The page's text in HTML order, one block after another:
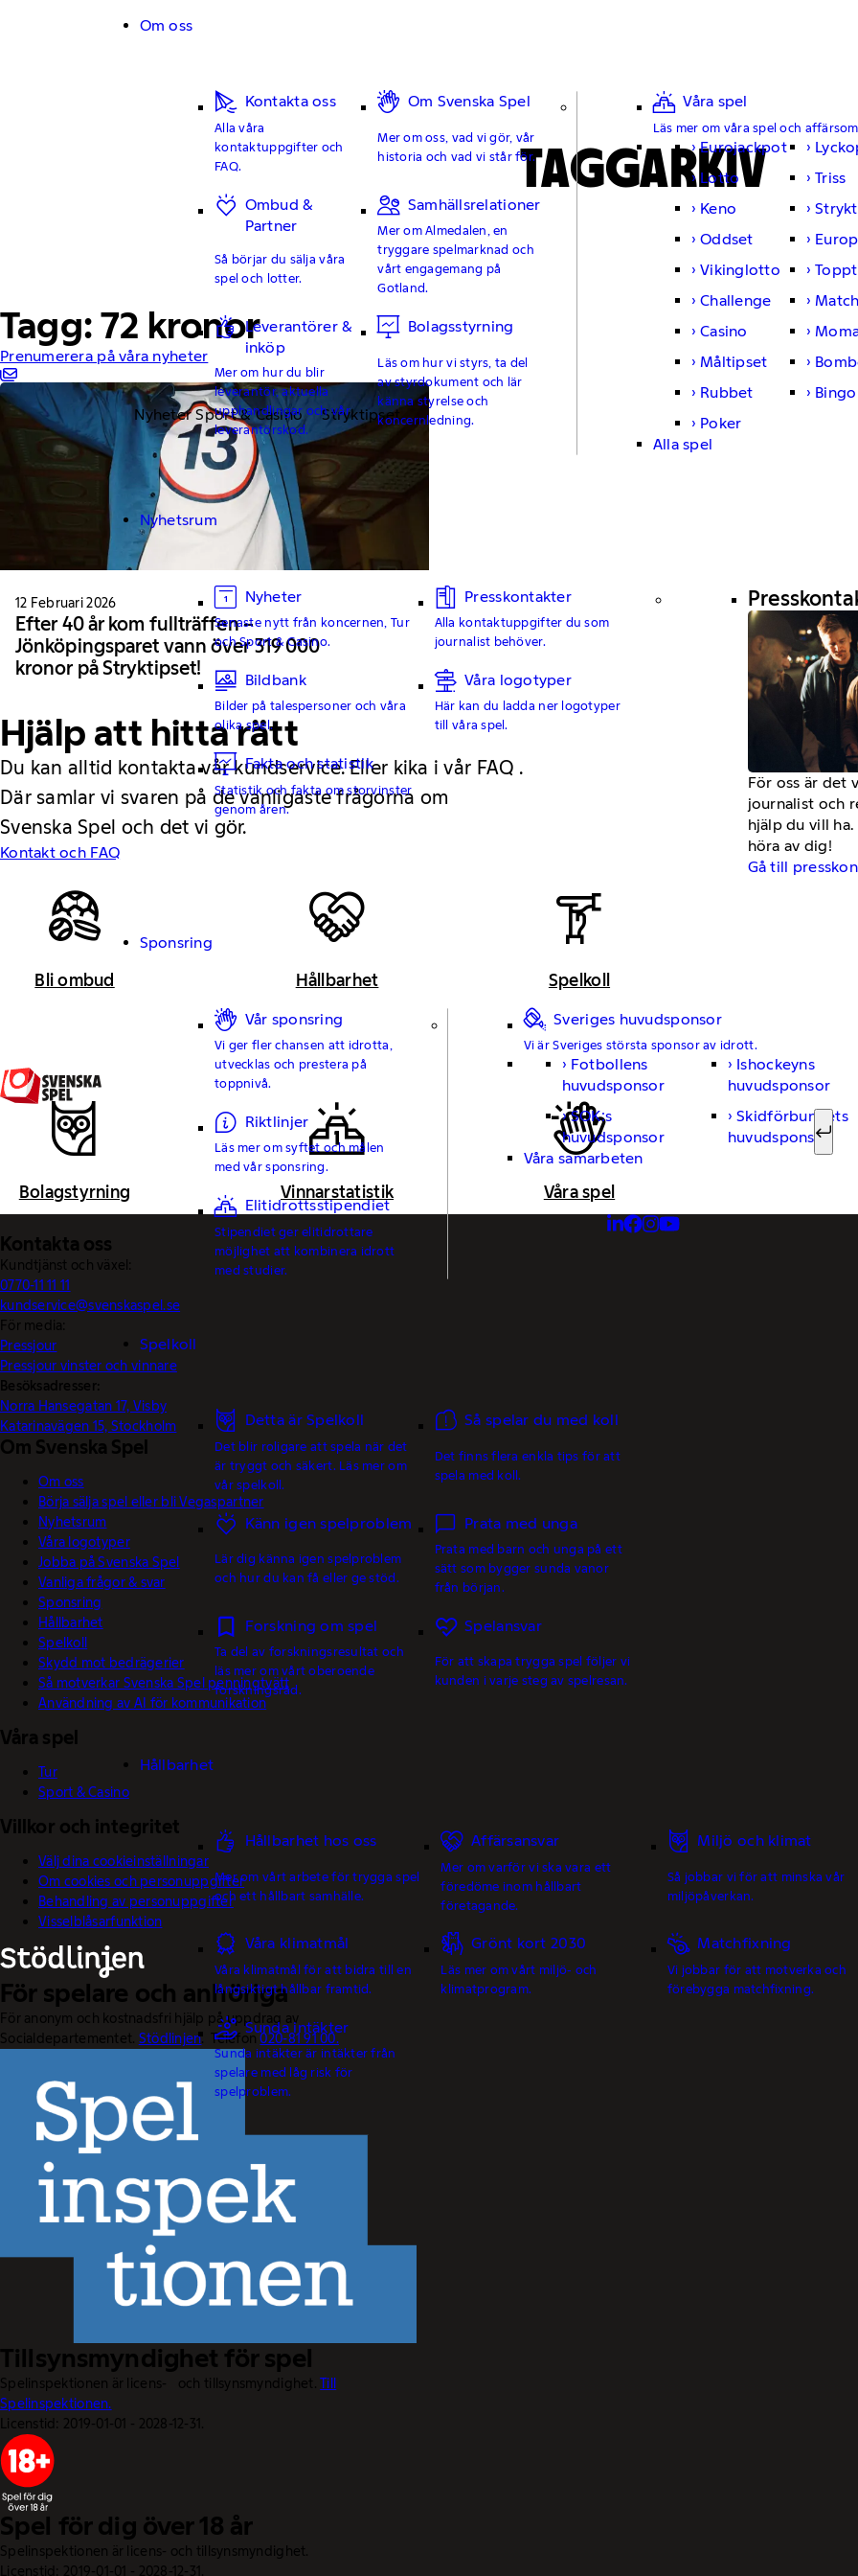
Om oss
Kontakta oss
Alla våra
kontaktuppgifter och
FAQ.
Om Svenska Spel
Mer om oss, vad vi gör, vår
historia och vad vi står för.
Ombud &
Partner
Så börjar du sälja våra
spel och lotter.
Samhällsrelationer
Mer om Almedalen, en
tryggare spelmarknad och
vårt engagemang på
Gotland.
Leverantörer &
inköp
Mer om hur du blir
leverantör, aktuella
upphandlingar och vår
leverantörskod.
Bolagsstyrning
Läs om hur vi styrs, ta del
av styrdokument och lär
känna styrelse och
koncernledning.
Våra spel
Läs mer om våra spel och
Eurojackpot
Lotto
Triss
Keno
Oddset
Vikinglotto
Challenge
Casino
Måltipset
Rubbet
Bingo
Poker
Alla spel
Nyhetsrum
Nyheter
Senaste nytt från koncernen, Tur
och Sport & Casino.
Presskontakter
Alla kontaktuppgifter du som
journalist behöver.
Bildbank
Bilder på talespersoner och våra
olika spel.
Våra logotyper
Här kan du ladda ner logotyper
till våra spel.
Fakta och statistik
Statistik och fakta om storvinster
genom åren.
För oss är det
journalist och
hjälp du vill
höra av dig!
Gå till
Sponsring
Vår sponsring
Vi ger fler chansen att idrotta,
utvecklas och prestera på
toppnivå.
Riktlinjer
Läs mer om syftet och målen
med vår sponsring.
Elitidrottsstipendiet
Stipendiet ger elitidrottare
möjlighet att kombinera idrott
med studier.
Sveriges huvudsponsor
Vi är Sveriges största sponsor av idrott.
Fotbollens
huvudsponsor
Ishockeyns
huvudsponsor
SOK:s
huvudsponsor
Skidförbundets
huvudsponsor
Våra samarbeten
Spelkoll
Detta är Spelkoll
Det blir roligare att spela när det
är tryggt och säkert. Läs mer om
vår spelkoll.
Så spelar du med koll
Det finns flera enkla tips för att
spela med koll.
Känn igen spelproblem
Lär dig känna igen spelproblem
och hur du kan få eller ge stöd.
Prata med unga
Prata med barn och unga på ett
sätt som bygger sunda vanor
från början.
Forskning om spel
Ta del av forskningsresultat och
läs mer om vårt oberoende
forskningsråd.
Spelansvar
För att skapa trygga spel följer vi
kunden i varje steg av spelresan.
Hållbarhet
Hållbarhet hos oss
Mer om vårt arbete för trygga spel
och ett hållbart samhälle.
Affärsansvar
Mer om varför vi ska vara ett
föredöme inom hållbart
företagande.
Miljö och klimat
Så jobbar vi för att minska vår
miljöpåverkan.
Våra klimatmål
Våra klimatmål för att bidra till en
långsiktigt hållbar framtid.
Grönt kort 2030
Läs mer om vårt miljö- och
klimatprogram.
Matchfixning
Vi jobbar för att motverka och
förebygga matchfixning.
Sunda intäkter
Sunda intäkter är intäkter från
spelare med låg risk för
spelproblem.
Sök
TAGGARKIV
Tagg: 72 kronor
Prenumerera på våra nyheter
Nyheter Sport & Casino Stryktipset
12 Februari 2026
Efter 40 år kom fullträffen –
Jönköpingsparet vann över 319 000
kronor på Stryktipset!
Hjälp att hitta rätt
Du kan alltid kontakta vår kundservice. Eller kika i vår FAQ .
Där samlar vi svaren på de vanligaste frågorna om
Svenska Spel och det vi gör.
Kontakt och FAQ
Bli ombud Hållbarhet Spelkoll
Bolagstyrning Vinnarstatistik Våra spel
Kontakta oss
Kundtjänst och växel:
0770-11 11 11
kundservice@svenskaspel.se
För media:
Pressjour
Pressjour vinster och vinnare
Besöksadresser:
Norra Hansegatan 17, Visby
Katarinavägen 15, Stockholm
Om Svenska Spel
Om oss
Börja sälja spel eller bli Vegaspartner
Nyhetsrum
Våra logotyper
Jobba på Svenska Spel
Vanliga frågor & svar
Sponsring
Hållbarhet
Spelkoll
Skydd mot bedrägerier
Så motverkar Svenska Spel penningtvätt
Användning av AI för kommunikation
Våra spel
Tur
Sport & Casino
Villkor och integritet
Välj dina cookieinställningar
Om cookies och personuppgifter
Behandling av personuppgifter
Visselblåsarfunktion
För spelare och anhöriga
För anonym och kostnadsfri hjälp på uppdrag av
Socialdepartementet. Stödlinjen. Telefon020-81 91 00.
Tillsynsmyndighet för spel
Spelinspektionen är licens- och tillsynsmyndighet.Till
Spelinspektionen.
Licenstid: 2019-01-01 - 2028-12-31.
Spel för dig över 18 år
Spelinspektionen är licens- och tillsynsmyndighet.
Licenstid: 2019-01-01 - 2028-12-31.